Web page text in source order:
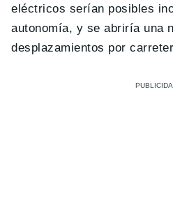
eléctricos serían posibles
autonomía, y se abriría una
desplazamientos por